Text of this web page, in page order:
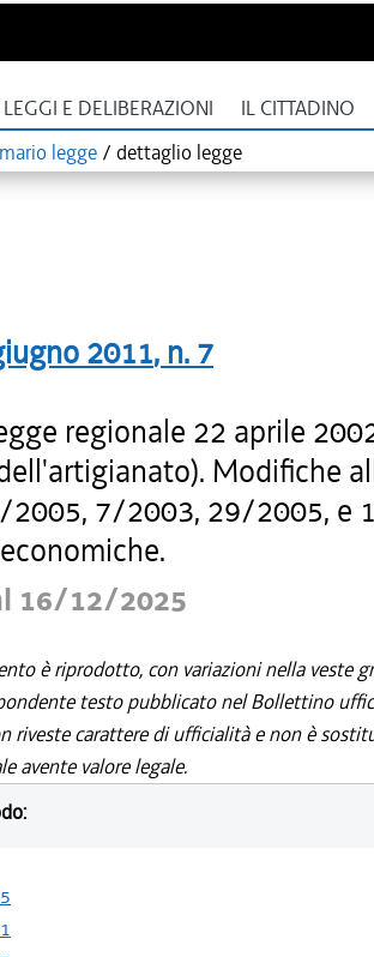
LEGGI E DELIBERAZIONI IL CITTADINO
legge / dettaglio legge
2011, n. 7
regionale 22 aprile
Modifiche
7/2003, 29/2005, e
16/12/2025
è riprodotto, con variazioni nella veste
testo pubblicato nel Bollettino
riveste carattere di ufficialità e non è
avente valore legale.